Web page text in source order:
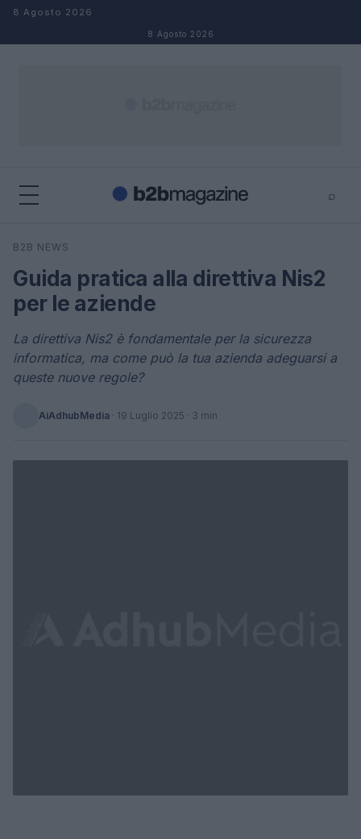
Salta al contenuto
8 Agosto 2026
8 Agosto 2026
⌕
Cerca
B2B NEWS
Guida pratica alla direttiva Nis2
per le aziende
La direttiva Nis2 è fondamentale per la sicurezza
informatica, ma come può la tua azienda adeguarsi a
queste nuove regole?
AiAdhubMedia · 19 Luglio 2025 · 3 min